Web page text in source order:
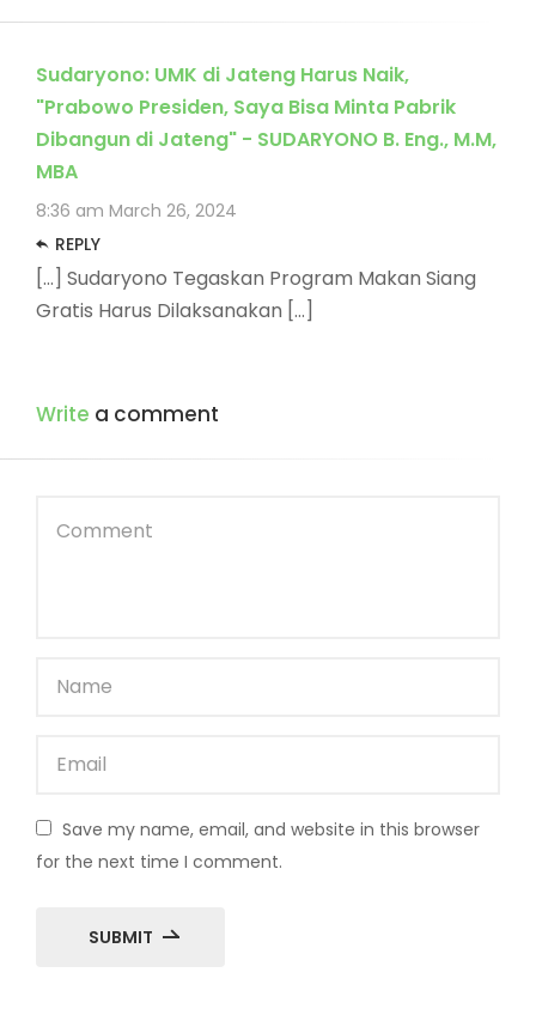
Sudaryono: UMK di Jateng Harus Naik,
"Prabowo Presiden, Saya Bisa Minta Pabrik
Dibangun di Jateng" - SUDARYONO B. Eng., M.M,
MBA
8:36 am March 26, 2024
REPLY
[…] Sudaryono Tegaskan Program Makan Siang
Gratis Harus Dilaksanakan […]
Write a comment
Save my name, email, and website in this browser
for the next time I comment.
SUBMIT